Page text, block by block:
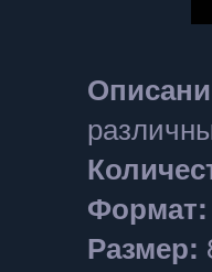
Формат:
Размер: